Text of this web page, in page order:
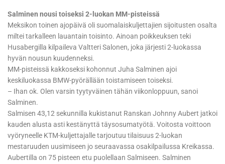
Salminen nousi toiseksi 2-luokan MM-pisteissä
Meksikon toinen ajopäivä oli suomalaiskuljettajien sijoitusten osalta
miltei tarkalleen lauantain toisinto. Ainoan poikkeuksen teki
Husabergilla kilpaileva Valtteri Salonen, joka järjesti 2-luokassa
hyvän nousun kuudenneksi.
MM-pisteissä kakkoseksi kohonnut Juha Salminen ajoi
keskiluokassa BMW-pyörällään toistamiseen toiseksi.
– Ihan ok. Olen varsin tyytyväinen tähän viikonloppuun, sanoi
Salminen.
Salmisen 43,12 sekunnilla kukistanut Ranskan Johnny Aubert jatkoi
kauden alusta asti kestänyttä täysosumatyötä. Voitosta voittoon
vyöryneelle KTM-kuljettajalle tarjoutuu tilaisuus 2-luokan
mestaruuden uusimiseen jo seuraavassa osakilpailussa Kreikassa.
Aubertilla on 75 pisteen etu puolellaan Salmiseen. Salminen